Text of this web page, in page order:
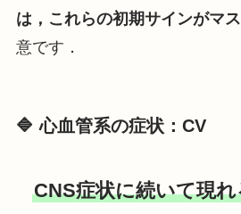
は，これらの初期サインがマ
意です．
🔷 心血管系の症状：CV
CNS症状に続いて現れ